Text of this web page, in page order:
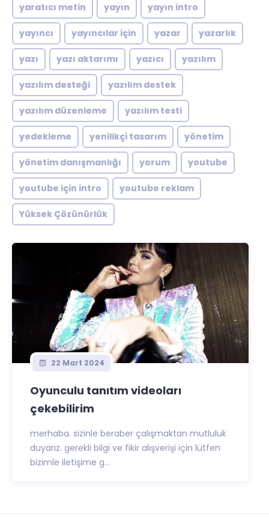
yaratıcı metin yayın yayın intro
yayıncı yayıncılar için yazar yazarlık
yazı yazı aktarımı yazıcı yazılım
yazılım desteği yazılım destek
yazılım düzenleme yazılım testi
yedekleme yenilikçi tasarım yönetim
yönetim danışmanlığı yorum youtube
youtube için intro youtube reklam
Yüksek Çözünürlük
22 Mart 2024
Oyunculu tanıtım videoları
çekebilirim
merhaba. sizinle beraber çalışmaktan mutluluk
duyarız. gerekli bilgi ve fikir alışverişi için lütfen
bizimle iletişime g...